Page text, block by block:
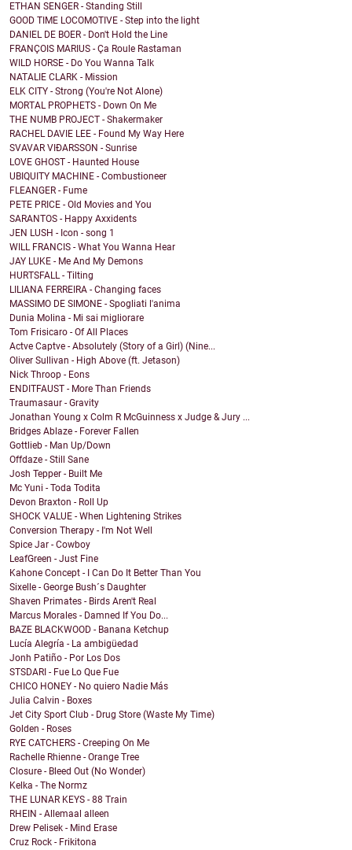
ETHAN SENGER - Standing Still
GOOD TIME LOCOMOTIVE - Step into the light
DANIEL DE BOER - Don't Hold the Line
FRANÇOIS MARIUS - Ça Roule Rastaman
WILD HORSE - Do You Wanna Talk
NATALIE CLARK - Mission
ELK CITY - Strong (You're Not Alone)
MORTAL PROPHETS - Down On Me
THE NUMB PROJECT - Shakermaker
RACHEL DAVIE LEE - Found My Way Here
SVAVAR VIÐARSSON - Sunrise
LOVE GHOST - Haunted House
UBIQUITY MACHINE - Combustioneer
FLEANGER - Fume
PETE PRICE - Old Movies and You
SARANTOS - Happy Axxidents
JEN LUSH - Icon - song 1
WILL FRANCIS - What You Wanna Hear
JAY LUKE - Me And My Demons
HURTSFALL - Tilting
LILIANA FERREIRA - Changing faces
MASSIMO DE SIMONE - Spogliati l'anima
Dunia Molina - Mi sai migliorare
Tom Frisicaro - Of All Places
Actve Captve - Absolutely (Story of a Girl) (Nine...
Oliver Sullivan - High Above (ft. Jetason)
Nick Throop - Eons
ENDITFAUST - More Than Friends
Traumasaur - Gravity
Jonathan Young x Colm R McGuinness x Judge & Jury ...
Bridges Ablaze - Forever Fallen
Gottlieb - Man Up/Down
Offdaze - Still Sane
Josh Tepper - Built Me
Mc Yuni - Toda Todita
Devon Braxton - Roll Up
SHOCK VALUE - When Lightening Strikes
Conversion Therapy - I'm Not Well
Spice Jar - Cowboy
LeafGreen - Just Fine
Kahone Concept - I Can Do It Better Than You
Sixelle - George Bush´s Daughter
Shaven Primates - Birds Aren't Real
Marcus Morales - Damned If You Do...
BAZE BLACKWOOD - Banana Ketchup
Lucía Alegría - La ambigüedad
Jonh Patiño - Por Los Dos
STSDARI - Fue Lo Que Fue
CHICO HONEY - No quiero Nadie Más
Julia Calvin - Boxes
Jet City Sport Club - Drug Store (Waste My Time)
Golden - Roses
RYE CATCHERS - Creeping On Me
Rachelle Rhienne - Orange Tree
Closure - Bleed Out (No Wonder)
Kelka - The Normz
THE LUNAR KEYS - 88 Train
RHEIN - Allemaal alleen
Drew Pelisek - Mind Erase
Cruz Rock - Frikitona